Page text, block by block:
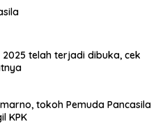
telah terjadi dibuka, cek
tokoh Pemuda Pancasila
KPK